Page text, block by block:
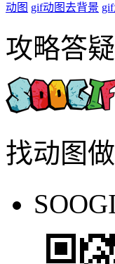
动图 gif动图去背景
攻略答疑
找动图